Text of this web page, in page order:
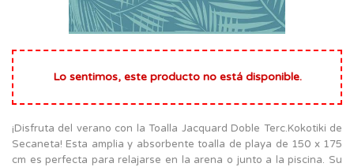
Lo sentimos, este producto no está disponible.
¡Disfruta del verano con la Toalla Jacquard Doble Terc.Kokotiki de
Secaneta! Esta amplia y absorbente toalla de playa de 150 x 175
cm es perfecta para relajarse en la arena o junto a la piscina. Su